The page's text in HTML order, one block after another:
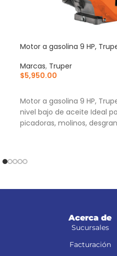
Motor a gasolina 9 HP,
Marcas, Truper
$5,950.00
Motor a gasolina 9 HP,
nivel bajo de aceite Ideal
picadoras, molinos,
Acerca de
Sucursales
Facturación